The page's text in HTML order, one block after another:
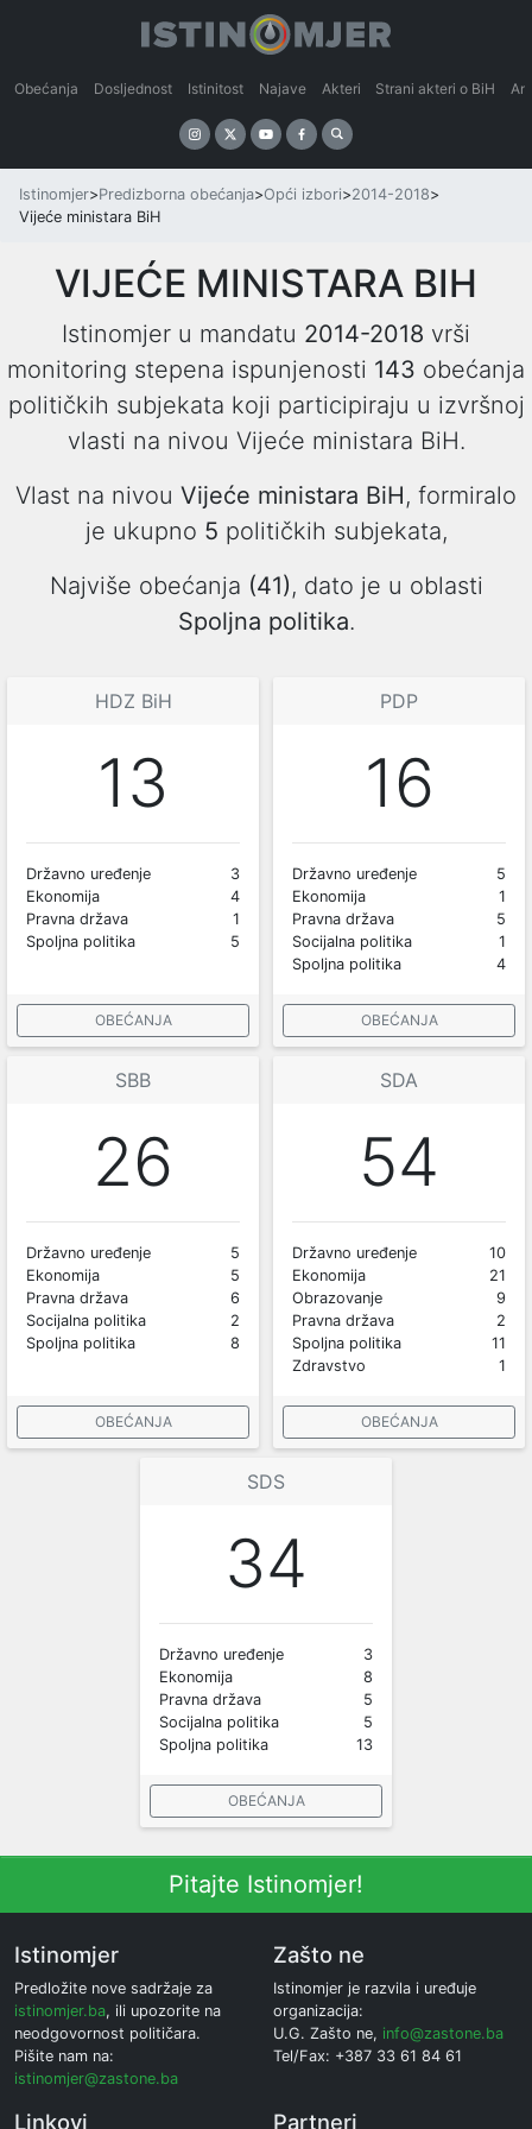
Obećanja Dosljednost Istinitost Najave Akteri Strani akteri o BiH
Istinomjer>Predizborna obećanja>Opći izbori>2014-2018>
Vijeće ministara BiH
VIJEĆE MINISTARA BIH
Istinomjer u mandatu 2014-2018 vrši
monitoring stepena ispunjenosti 143 obećanja
političkih subjekata koji participiraju u izvršnoj
vlasti na nivou Vijeće ministara BiH.
Vlast na nivou Vijeće ministara BiH, formiralo
je ukupno 5 političkih subjekata,
Najviše obećanja (41), dato je u oblasti
Spoljna politika.
HDZ BiH
13
Državno uređenje
3
Ekonomija
4
Pravna država
1
Spoljna politika
5
OBEĆANJA
PDP
16
Državno uređenje
5
Ekonomija
1
Pravna država
5
Socijalna politika
1
Spoljna politika
4
OBEĆANJA
SBB
26
Državno uređenje
5
Ekonomija
5
Pravna država
6
Socijalna politika
2
Spoljna politika
8
OBEĆANJA
SDA
54
Državno uređenje
10
Ekonomija
21
Obrazovanje
9
Pravna država
2
Spoljna politika
11
Zdravstvo
1
OBEĆANJA
SDS
34
Državno uređenje
3
Ekonomija
8
Pravna država
5
Socijalna politika
5
Spoljna politika
13
OBEĆANJA
Pitajte Istinomjer!
Istinomjer
Predložite nove sadržaje za
istinomjer.ba, ili upozorite na
neodgovornost političara.
Pišite nam na:
istinomjer@zastone.ba
Zašto ne
Istinomjer je razvila i uređuje
organizacija:
U.G. Zašto ne, info@zastone.ba
Tel/Fax: +387 33 61 84 61
Linkovi Partneri